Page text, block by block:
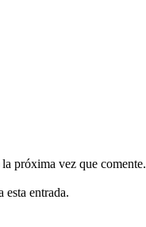
próxima vez que comente.
entrada.